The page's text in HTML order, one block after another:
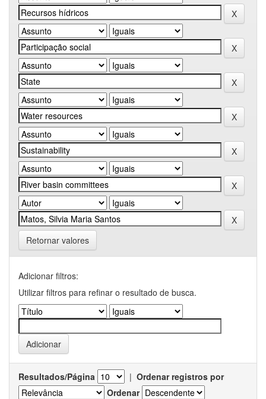
Retornar valores
Adicionar filtros:
Utilizar filtros para refinar o resultado de busca.
Resultados/Página | Ordenar registros por
Ordenar